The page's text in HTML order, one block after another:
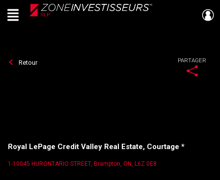
Live
En Direct
Menu
Retour PARTAGER
Royal LePage Credit Valley Real Estate, Courtage *
1-10045 HURONTARIO STREET, Brampton, ON, L6Z 0E8